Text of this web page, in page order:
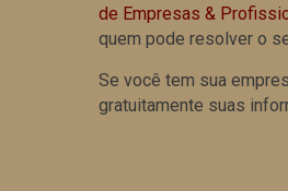
de Empresas &
quem pode resolver o
Se você tem sua
gratuitamente suas